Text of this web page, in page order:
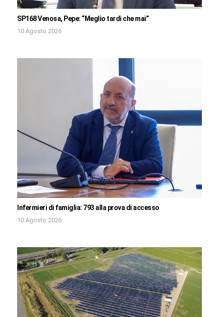
SP168 Venosa, Pepe: “Meglio tardi che mai”
10 Agosto 2026
Infermieri di famiglia: 793 alla prova di accesso
10 Agosto 2026